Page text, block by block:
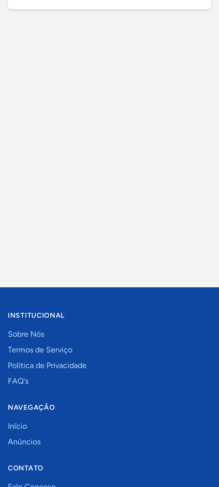
INSTITUCIONAL
Sobre Nós
Termos de Serviço
Política de Privacidade
FAQ's
NAVEGAÇÃO
Início
Anúncios
CONTATO